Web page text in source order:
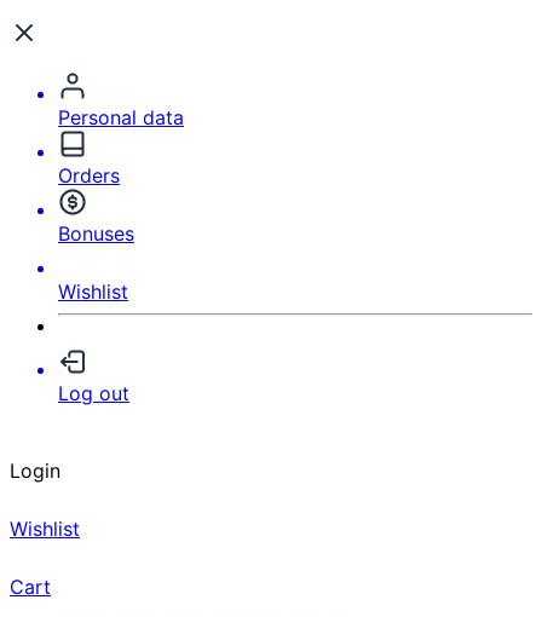
Personal data
Orders
Bonuses
Wishlist
Log out
Login
Wishlist
Cart